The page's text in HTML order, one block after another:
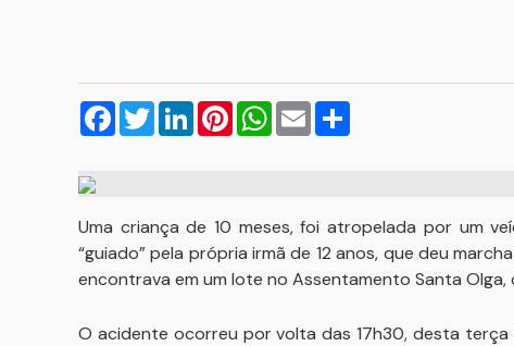
Facebook
TwitterLinkedInPinterestWhatsApp
Email
Uma criança de 10 meses, foi atropelada por um
“guiado” pela própria irmã de 12 anos, que deu
encontrava em um lote no Assentamento Santa
O acidente ocorreu por volta das 17h30, desta